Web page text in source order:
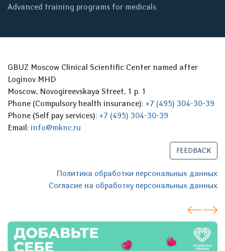
Advanced training programs for medicals
GBUZ Moscow Clinical Scientific Center named after
Loginov MHD
Moscow, Novogireevskaya Street, 1 p. 1
Phone (Compulsory health insurance): +7 (495) 304-30-39
Phone (Self pay services): +7 (495) 304-30-39
Email: info@mknc.ru
FEEDBACK
Политика обработки персональных данных
Согласие на обработку персональных данных